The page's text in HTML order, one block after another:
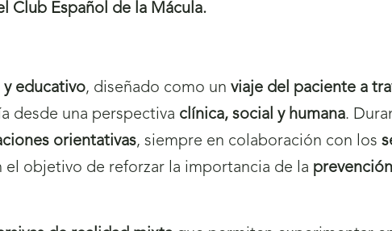
Club Español de la Mácula.
educativo, diseñado como un viaje del paciente a
desde una perspectiva clínica, social y humana.
orientativas, siempre en colaboración con los
el objetivo de reforzar la importancia de la